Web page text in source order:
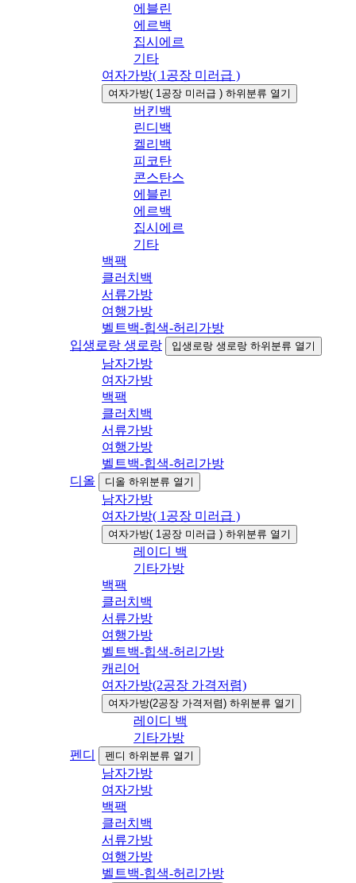
에블린
에르백
집시에르
기타
여자가방( 1공장 미러급 )
여자가방( 1공장 미러급 ) 하위분류 열기
버킨백
린디백
켈리백
피코탄
콘스탄스
에블린
에르백
집시에르
기타
백팩
클러치백
서류가방
여행가방
벨트백-힙색-허리가방
입생로랑 생로랑
입생로랑 생로랑 하위분류 열기
남자가방
여자가방
백팩
클러치백
서류가방
여행가방
벨트백-힙색-허리가방
디올
디올 하위분류 열기
남자가방
여자가방( 1공장 미러급 )
여자가방( 1공장 미러급 ) 하위분류 열기
레이디 백
기타가방
백팩
클러치백
서류가방
여행가방
벨트백-힙색-허리가방
캐리어
여자가방(2공장 가격저렴)
여자가방(2공장 가격저렴) 하위분류 열기
레이디 백
기타가방
펜디
펜디 하위분류 열기
남자가방
여자가방
백팩
클러치백
서류가방
여행가방
벨트백-힙색-허리가방